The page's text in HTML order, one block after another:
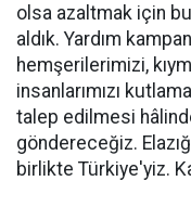
olsa azaltmak için
aldık. Yardım
hemşerilerimizi,
insanlarımızı
talep edilmesi
göndereceğiz. Elazığ
birlikte Türkiye'yiz.